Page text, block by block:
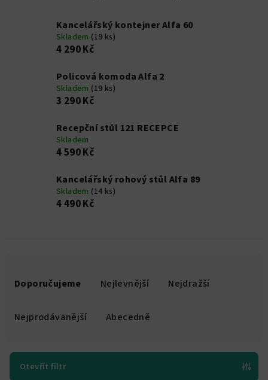
Kancelářský kontejner Alfa 60
Skladem (19 ks)
4 290 Kč
Policová komoda Alfa 2
Skladem (19 ks)
3 290 Kč
Recepční stůl 121 RECEPCE
Skladem
4 590 Kč
Kancelářský rohový stůl Alfa 89
Skladem (14 ks)
4 490 Kč
Doporučujeme Nejlevnější Nejdražší
Nejprodávanější Abecedně
Otevřít filtr